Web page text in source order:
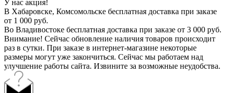
У нас акция!
В Хабаровске, Комсомольске бесплатная доставка при заказе
от 1 000 руб.
Во Владивостоке бесплатная доставка при заказе от 3 000 руб.
Внимание! Сейчас обновление наличия товаров происходит
раз в сутки. При заказе в интернет-магазине некоторые
размеры могут уже закончиться. Сейчас мы работаем над
улучшение работы сайта. Извините за возможные неудобства.